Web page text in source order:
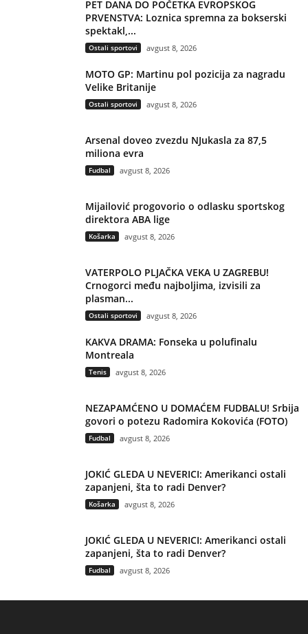
PET DANA DO POČETKA EVROPSKOG
PRVENSTVA: Loznica spremna za bokserski
spektakl,...
Ostali sportovi avgust 8, 2026
MOTO GP: Martinu pol pozicija za nagradu
Velike Britanije
Ostali sportovi avgust 8, 2026
Arsenal doveo zvezdu NJukasla za 87,5
miliona evra
Fudbal avgust 8, 2026
Mijailović progovorio o odlasku sportskog
direktora ABA lige
Košarka avgust 8, 2026
VATERPOLO PLJAČKA VEKA U ZAGREBU!
Crnogorci među najboljima, izvisili za
plasman...
Ostali sportovi avgust 8, 2026
KAKVA DRAMA: Fonseka u polufinalu
Montreala
Tenis avgust 8, 2026
NEZAPAMĆENO U DOMAĆEM FUDBALU! Srbija
govori o potezu Radomira Kokovića (FOTO)
Fudbal avgust 8, 2026
JOKIĆ GLEDA U NEVERICI: Amerikanci ostali
zapanjeni, šta to radi Denver?
Košarka avgust 8, 2026
JOKIĆ GLEDA U NEVERICI: Amerikanci ostali
zapanjeni, šta to radi Denver?
Fudbal avgust 8, 2026